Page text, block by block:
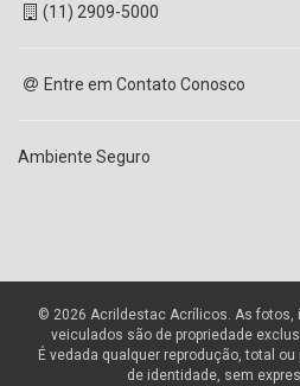
(11) 2909-5000
Entre em Contato Conosco
Ambiente Seguro
© 2026 Acrildestac Acrílicos. As fotos,
veiculados são de propriedade
É vedada qualquer reprodução, total
de identidade, sem